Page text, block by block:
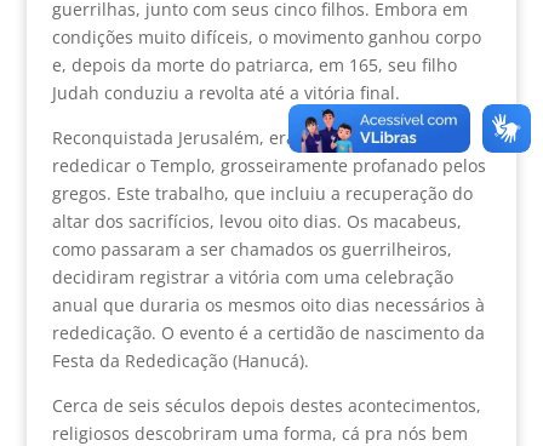
guerrilhas, junto com seus cinco filhos. Embora em
condições muito difíceis, o movimento ganhou corpo
e, depois da morte do patriarca, em 165, seu filho
Judah conduziu a revolta até a vitória final.
Reconquistada Jerusalém, era preciso limpar e
rededicar o Templo, grosseiramente profanado pelos
gregos. Este trabalho, que incluiu a recuperação do
altar dos sacrifícios, levou oito dias. Os macabeus,
como passaram a ser chamados os guerrilheiros,
decidiram registrar a vitória com uma celebração
anual que duraria os mesmos oito dias necessários à
rededicação. O evento é a certidão de nascimento da
Festa da Rededicação (Hanucá).
Cerca de seis séculos depois destes acontecimentos,
religiosos descobriram uma forma, cá pra nós bem